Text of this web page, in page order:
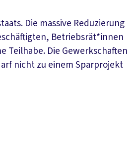
Die massive Reduzierung
Betriebsrät*innen
Teilhabe. Die Gewerkschaften
nicht zu einem Sparprojekt